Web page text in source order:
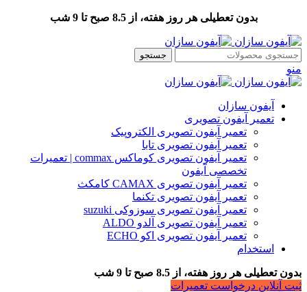
بدون تعطیلی هر روز هفته، از 8.5 صبح تا 9 شب
جستجو
منو
آیفون سازان
تعمیر آیفون تصویری
تعمیر آیفون تصویری الکتروپیک
تعمیر آیفون تصویری تابا
تعمیر آیفون تصویری کوماکس commax | تعمیرات
تخصصی آیفون
تعمیر آیفون تصویری CAMAX کامکث
تعمیر آیفون تصویری تکنما
تعمیر آیفون تصویری سوزوکی suzuki
تعمیر آیفون تصویری آلدو ALDO
تعمیر آیفون تصویری اکو ECHO
استخدام
بدون تعطیلی هر روز هفته، از 8.5 صبح تا 9 شب
ثبت آنلاین درخواست تعمیرات